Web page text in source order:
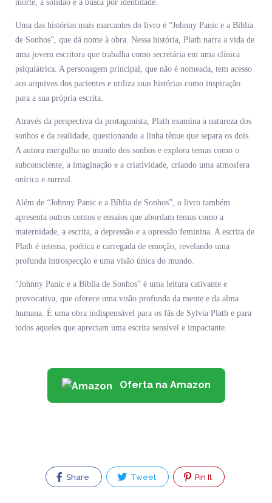
morte, a solidão e a busca por identidade.
Uma das histórias mais marcantes do livro é “Johnny Panic e a Bíblia
de Sonhos”, que dá nome à obra. Nessa história, Plath narra a vida de
uma jovem escritora que trabalha como secretária em uma clínica
psiquiátrica. A personagem principal, que não é nomeada, tem acesso
aos arquivos dos pacientes e utiliza suas histórias como inspiração
para a sua própria escrita.
Através da perspectiva da protagonista, Plath examina a natureza dos
sonhos e da realidade, questionando a linha tênue que separa os dois.
A autora mergulha no mundo dos sonhos e explora temas como o
subconsciente, a imaginação e a criatividade, criando uma atmosfera
onírica e surreal.
Além de “Johnny Panic e a Bíblia de Sonhos”, o livro também
apresenta outros contos e ensaios que abordam temas como a
maternidade, a escrita, a depressão e a opressão feminina. A escrita de
Plath é intensa, poética e carregada de emoção, revelando uma
profunda introspecção e uma visão única do mundo.
“Johnny Panic e a Bíblia de Sonhos” é uma leitura cativante e
provocativa, que oferece uma visão profunda da mente e da alma
humana. É uma obra indispensável para os fãs de Sylvia Plath e para
todos aqueles que apreciam uma escrita sensível e impactante.
Oferta na Amazon
Share Tweet Pin It